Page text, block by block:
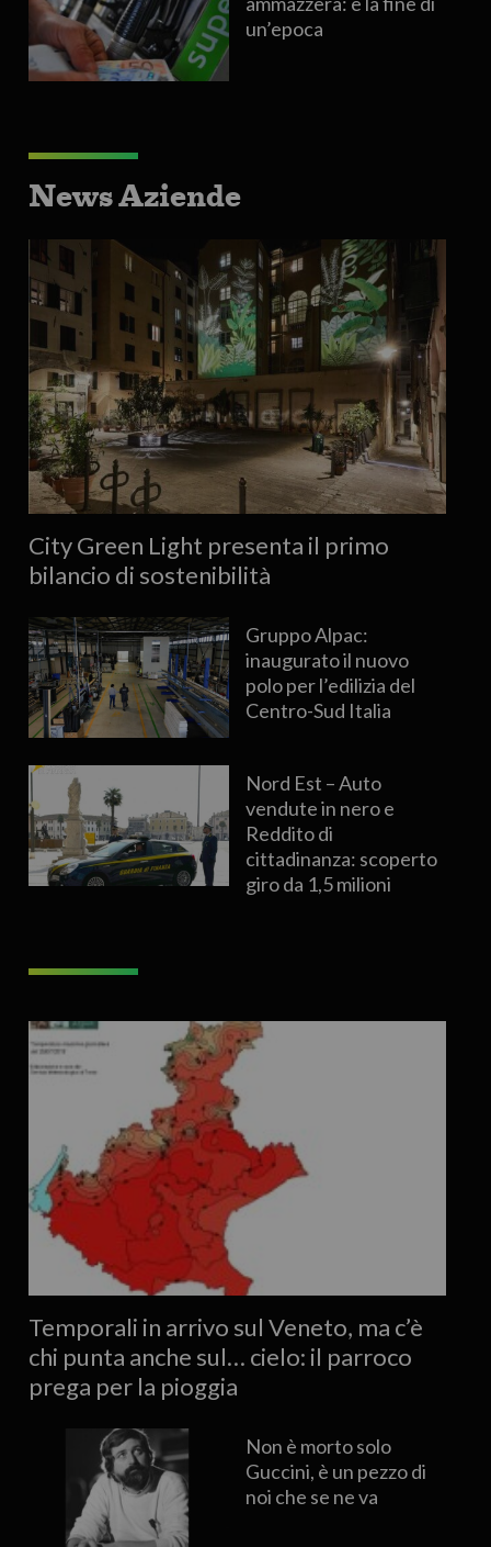
un’epoca
News Aziende
City Green Light presenta il primo
bilancio di sostenibilità
Gruppo Alpac:
inaugurato il nuovo
polo per l’edilizia del
Centro-Sud Italia
Nord Est – Auto
vendute in nero e
Reddito di
cittadinanza: scoperto
giro da 1,5 milioni
Temporali in arrivo sul Veneto, ma c’è
chi punta anche sul… cielo: il parroco
prega per la pioggia
Non è morto solo
Guccini, è un pezzo di
noi che se ne va